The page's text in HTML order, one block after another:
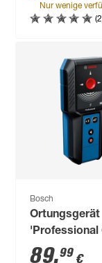
Nur wenige
Bosch
Ortungsgerät
'Professional
120-27' mit
89,99 €